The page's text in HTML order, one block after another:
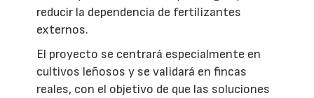
reducir la dependencia de fertilizantes
externos.
El proyecto se centrará especialmente en
cultivos leñosos y se validará en fincas
reales, con el objetivo de que las soluciones